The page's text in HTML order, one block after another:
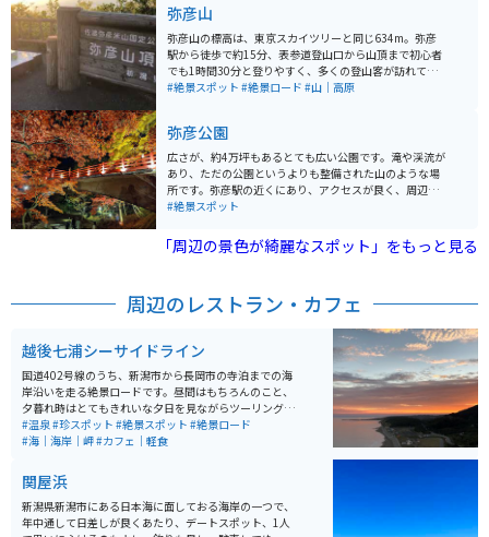
は約660年前の1363年に、3000日にも及ぶ厳しい修行
を終えて「御入定」されました。西生寺は、その歴史的
かつ文化的な重要性から、多くの参拝者にとって特別な
意味を持つ場所となっています。 ツーリングしにくいと
ころにあるのですが、その分穴場スポットとなってお
楽しめます。冬はかなり寒いので、秋の早めに行くのが
おすすめです。
弥彦山
弥彦山の標高は、東京スカイツリーと同じ634m。弥彦
駅から徒歩で約15分、表参道登山口から山頂まで初心者
でも1時間30分と登りやすく、多くの登山客が訪れてい
ます。 弥彦山ロープウェーや、ドライブコースの弥彦山
比較的歩きやすいので、登山デビューにもオススメで
す。行きは歩いて登り、帰りはロープウェーで下山もで
きます。 弥彦山九合目にある弥彦山頂公園には、展望レ
ストランや高さ100mの回転昇降展望塔「パノラマタワ
ー」があり、越後平野、日本海や佐渡を一望できます。
頂付近から全国夜景100選、日本夜景遺産に選定されて
いる越後平野のきらめく夜景と満天の星空を楽しむこと
パワー、神聖な空気を感じられます。
#絶景スポット #絶景ロード #山｜高原
弥彦公園
広さが、約4万坪もあるとても広い公園です。滝や渓流が
あり、ただの公園というよりも整備された山のような場
所です。弥彦駅の近くにあり、アクセスが良く、周辺に
お店などもあるので、利便性は高いです。 公園内にある
の紅色の景色は燃えるように綺麗です。 夜は紅葉がライ
トアップされ、また違った世界を見せてくれます。 桜の
できます。 夏の初めには、ホタルを鑑賞することもでき
なく、周辺の川にも多く飛び交い観賞する人達を和ませ
てくれます。
#絶景スポット
「周辺の景色が綺麗なスポット」をもっと見る
周辺のレストラン・カフェ
越後七浦シーサイドライン
国道402号線のうち、新潟市から長岡市の寺泊までの海
岸沿いを走る絶景ロードです。昼間はもちろんのこと、
夕暮れ時はとてもきれいな夕日を見ながらツーリングを
楽しむことができます。また、ところどころに駐車場も
あるので、ゆっくり海を眺めることもできます。海の幸
台などお食事処も景色も楽しめるルートです。また、キ
ャンプ場や温泉もシーサイドライン近くに密集していま
す。
#温泉#珍スポット #絶景スポット #絶景ロード
#海｜海岸｜岬#カフェ｜軽食
関屋浜
新潟県新潟市にある日本海に面しておる海岸の一つで、
年中通して日差しが良くあたり、デートスポット、1人